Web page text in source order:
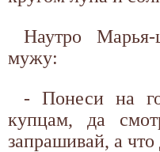
Наутро Марья-
мужу:
- Понеси на
купцам, да
запрашивай, а что